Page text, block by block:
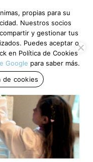
propias para su
Nuestros socios
y gestionar tus
Puedes aceptar o
en Política de Cookies
Google para saber más.
de cookies